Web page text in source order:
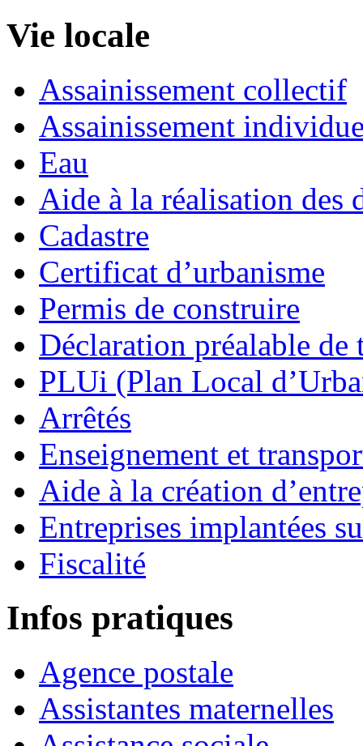
Vie locale
Assainissement collectif
Assainissement
Eau
Aide à la réalisation des
Cadastre
Certificat d’urbanisme
Permis de construire
Déclaration préalable de
PLUi (Plan Local
Arrêtés
Enseignement et
Aide à la création
Entreprises implantées
Fiscalité
Infos pratiques
Agence postale
Assistantes maternelles